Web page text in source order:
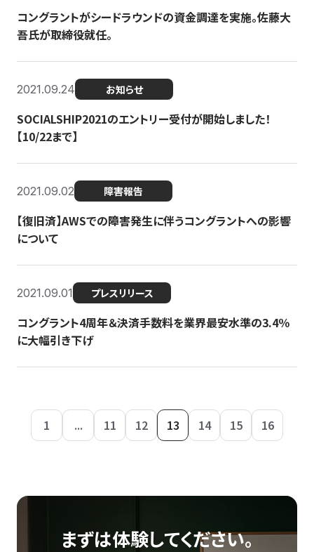
コングラントがシードラウンドの資金調達を実施。佐藤大
吾氏が取締役就任。
2021.09.24 お知らせ
SOCIALSHIP2021のエントリー受付が開始しました！
【10/22まで】
2021.09.02 障害報告
【復旧済】AWSでの障害発生に伴うコングラントへの影響
について
2021.09.01 プレスリリース
コングラント4周年＆決済手数料を業界最安水準の3.4％
に大幅引き下げ
1 ... 11 12 13 14 15 16
まずは体験してください。